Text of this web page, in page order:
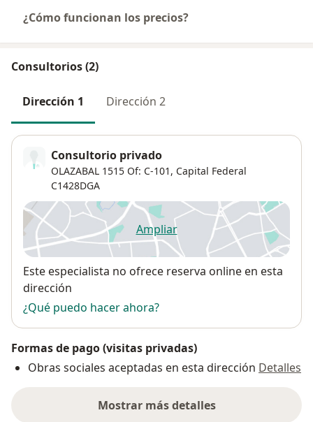
¿Cómo funcionan los precios?
Consultorios (2)
Dirección 1 Dirección 2
Consultorio privado
OLAZABAL 1515 Of: C-101, Capital Federal
C1428DGA
Ampliarse abre en una nueva
Disponibilidad
Este especialista no ofrece reserva online en esta
dirección
¿Qué puedo hacer ahora?
Formas de pago (visitas privadas)
Obras sociales aceptadas en esta dirección Detalles
Mostrar más detalles
sobre la dirección